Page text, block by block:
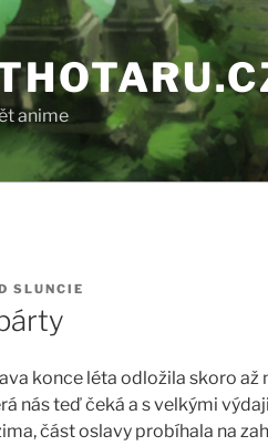
anime
SLUNCIE
konce léta odložila skoro až
nás teď čeká a s velkými
část oslavy probíhala na